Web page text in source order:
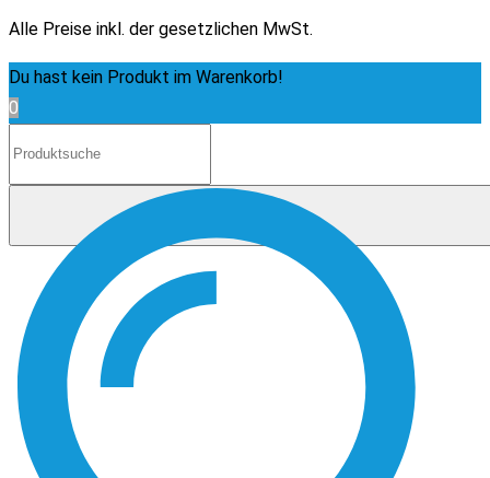
Alle Preise inkl. der gesetzlichen MwSt.
Du hast kein Produkt im Warenkorb!
0